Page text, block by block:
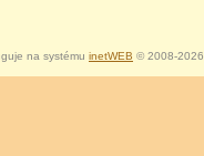
na systému inetWEB © 2008-2026